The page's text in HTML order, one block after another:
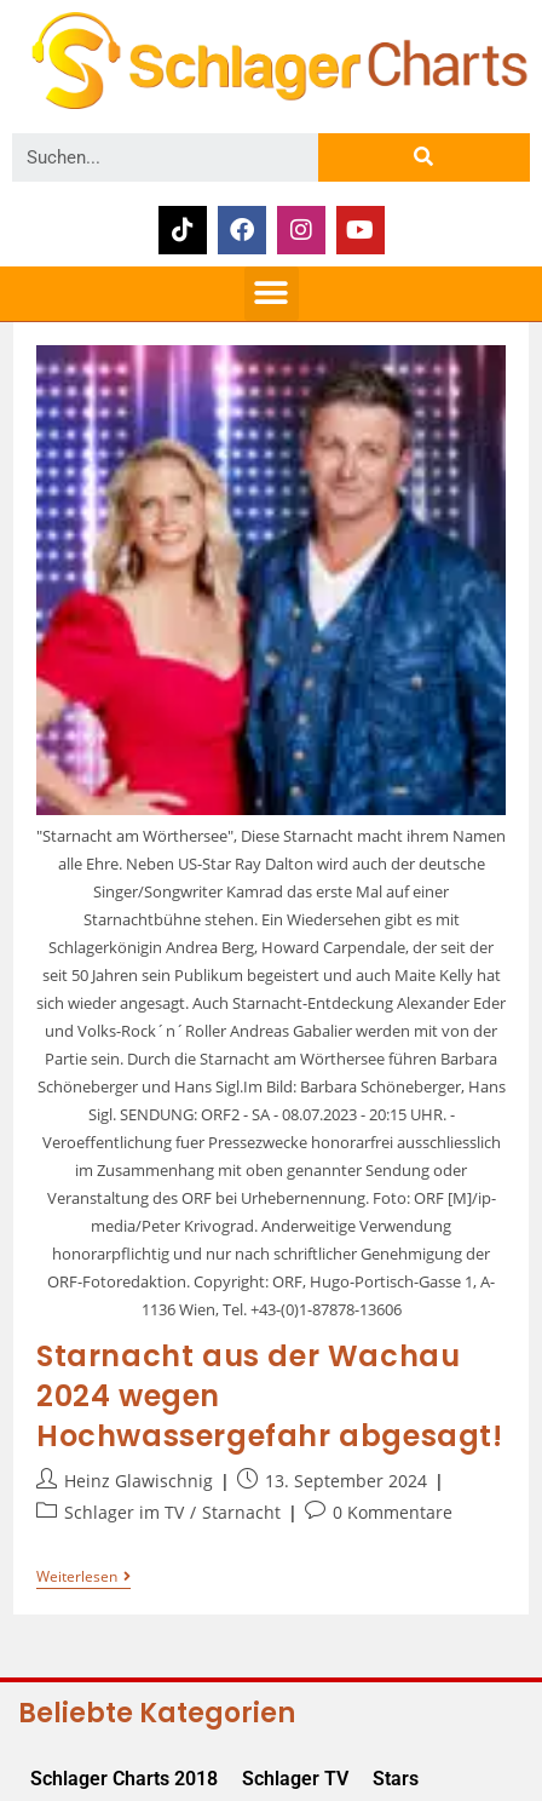
"Starnacht am Wörthersee", Diese Starnacht macht ihrem Namen
alle Ehre. Neben US-Star Ray Dalton wird auch der deutsche
Singer/Songwriter Kamrad das erste Mal auf einer
Starnachtbühne stehen. Ein Wiedersehen gibt es mit
Schlagerkönigin Andrea Berg, Howard Carpendale, der seit der
seit 50 Jahren sein Publikum begeistert und auch Maite Kelly hat
sich wieder angesagt. Auch Starnacht-Entdeckung Alexander Eder
und Volks-Rock´n´Roller Andreas Gabalier werden mit von der
Partie sein. Durch die Starnacht am Wörthersee führen Barbara
Schöneberger und Hans Sigl.Im Bild: Barbara Schöneberger, Hans
Sigl. SENDUNG: ORF2 - SA - 08.07.2023 - 20:15 UHR. -
Veroeffentlichung fuer Pressezwecke honorarfrei ausschliesslich
im Zusammenhang mit oben genannter Sendung oder
Veranstaltung des ORF bei Urhebernennung. Foto: ORF [M]/ip-
media/Peter Krivograd. Anderweitige Verwendung
honorarpflichtig und nur nach schriftlicher Genehmigung der
ORF-Fotoredaktion. Copyright: ORF, Hugo-Portisch-Gasse 1, A-
1136 Wien, Tel. +43-(0)1-87878-13606
Starnacht aus der Wachau
2024 wegen
Hochwassergefahr abgesagt!
Heinz Glawischnig
13. September 2024
Schlager im TV / Starnacht 0 Kommentare
Weiterlesen
Beliebte Kategorien
Schlager Charts 2018 Schlager TV Stars